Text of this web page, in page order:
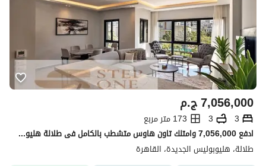
ج.م7,056,000
3
3
173 متر مربع
ادفع 7,056,000 وامتلك تاون هاوس متشطب بالكامل فى طلالة هليوبوليس الجديدة
طلالة، هليوبوليس الجديدة، القاهرة